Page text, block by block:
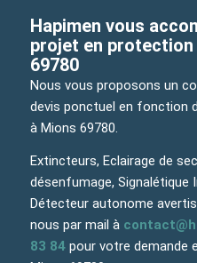
Hapimen vous
projet en protection
69780
Nous vous proposons un
devis ponctuel en fonction
à Mions 69780.
Extincteurs, Eclairage de
désenfumage, Signalétique
Détecteur autonome
nous par mail à
83 84 pour votre demande